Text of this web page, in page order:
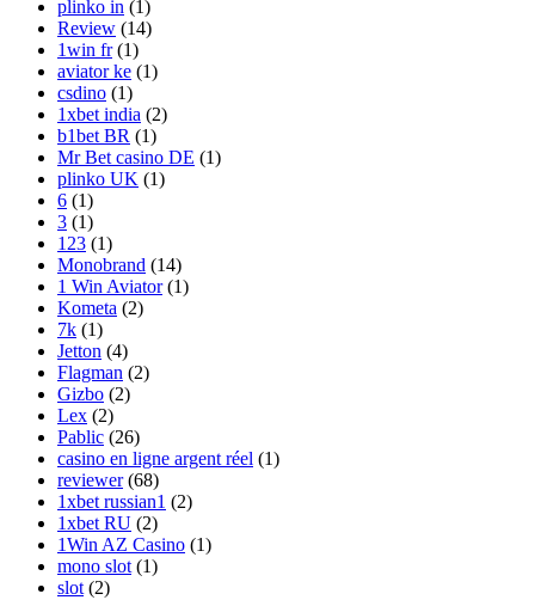
plinko in (1)
Review (14)
1win fr(1)
aviator ke (1)
csdino (1)
1xbet india (2)
b1bet BR (1)
Mr Bet casino DE (1)
plinko UK (1)
6 (1)
3 (1)
123 (1)
Monobrand (14)
1 Win Aviator(1)
Kometa (2)
7k (1)
Jetton (4)
Flagman (2)
Gizbo (2)
Lex (2)
Pablic (26)
casino en ligne argent réel (1)
reviewer(68)
1xbet russian1 (2)
1xbet RU (2)
1Win AZ Casino (1)
mono slot (1)
slot (2)